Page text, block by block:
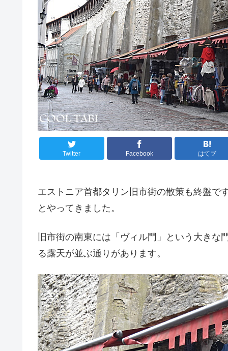
Twitter Facebook はてブ
エストニア首都タリン旧市街の散策も終盤で
とやってきました。
旧市街の南東には「ヴィル門」という大き
る露天が並ぶ通りがあります。